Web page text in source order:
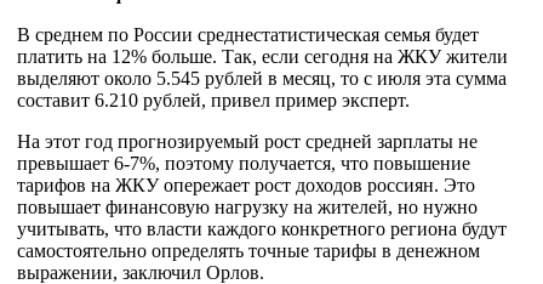
В среднем по России среднестатистическая семья будет
платить на 12% больше. Так, если сегодня на ЖКУ жители
выделяют около 5.545 рублей в месяц, то с июля эта сумма
составит 6.210 рублей, привел пример эксперт.
На этот год прогнозируемый рост средней зарплаты не
превышает 6-7%, поэтому получается, что повышение
тарифов на ЖКУ опережает рост доходов россиян. Это
повышает финансовую нагрузку на жителей, но нужно
учитывать, что власти каждого конкретного региона будут
самостоятельно определять точные тарифы в денежном
выражении, заключил Орлов.